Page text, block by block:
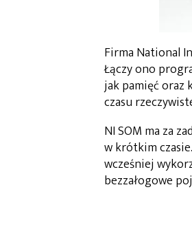
Firma National
Łączy ono
jak pamięć oraz
czasu
NI SOM ma za
w krótkim
wcześniej
bezzałogowe